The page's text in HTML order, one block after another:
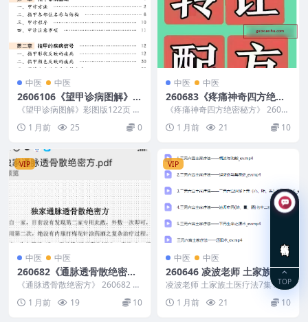
中医 中医
2606106《望甲诊病图解》彩
图版122页
《望甲诊病图解》彩图版122页 26
06106 以下内容为整理的相关资料
内容相关...
1 月前 25 0
中医 中医
260683《疼痛神奇四方绝密
秘方》
《疼痛神奇四方绝密秘方》 26068
3 疼痛神奇四方绝密秘方转让.pdf
1.关...1 月前 21 10
VIP
中医 中医
260682《通脉透骨散绝密
方》
《通脉透骨散绝密方》 260682 以
下内容为整理的相关资料内容相关
推荐描述请自...
1 月前 19 10
VIP
中医 中医
260646 凌波老师 土家族土医
疗法7集
凌波老师 土家族土医疗法7集 260
646 新建文件夹/ ├── 1.三元六宫
土...1 月前 21 10
TOP